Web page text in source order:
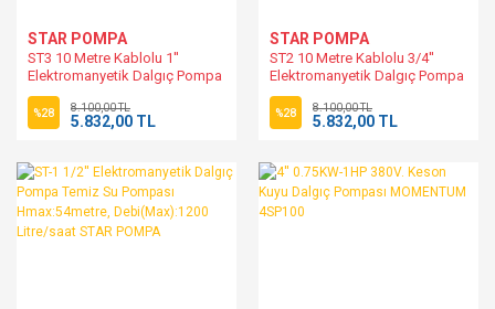
STAR POMPA
ST3 10 Metre Kablolu 1''
Elektromanyetik Dalgıç Pompa
Temiz Su Pompası
Hmax:34metre,
Debi(Max):2700 Litre/saat
%28 8.100,00 TL
5.832,00 TL
STAR POMPA
ST2 10 Metre Kablolu 3/4''
Elektromanyetik Dalgıç Pompa
Temiz Su Pompası
Hmax:54metre,
Debi(Max):1300 Litre/saat
%28 8.100,00 TL
5.832,00 TL